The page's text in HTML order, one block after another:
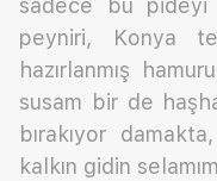
sadece bu
peyniri, Konya
hazırlanmış
susam bir de
bırakıyor
kalkın gidin